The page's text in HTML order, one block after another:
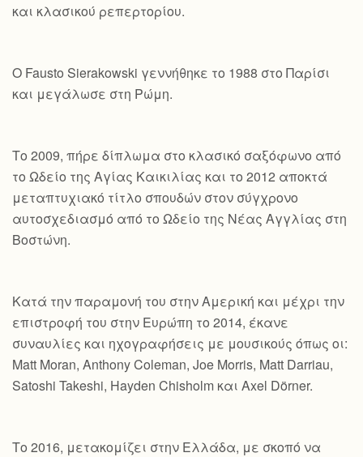
και κλασικού ρεπερτορίου.
Ο Fausto Sierakowski γεννήθηκε το 1988 στο Παρίσι
και μεγάλωσε στη Ρώμη.
Το 2009, πήρε δίπλωμα στο κλασικό σαξόφωνο από
το Ωδείο της Αγίας Καικιλίας και το 2012 αποκτά
μεταπτυχιακό τίτλο σπουδών στον σύγχρονο
αυτοσχεδιασμό από το Ωδείο της Νέας Αγγλίας στη
Βοστώνη.
Κατά την παραμονή του στην Αμερική και μέχρι την
επιστροφή του στην Ευρώπη το 2014, έκανε
συναυλίες και ηχογραφήσεις με μουσικούς όπως οι:
Matt Moran, Anthony Coleman, Joe Morris, Matt Darriau,
Satoshi Takeshi, Hayden Chisholm και Axel Dörner.
Το 2016, μετακομίζει στην Ελλάδα, με σκοπό να